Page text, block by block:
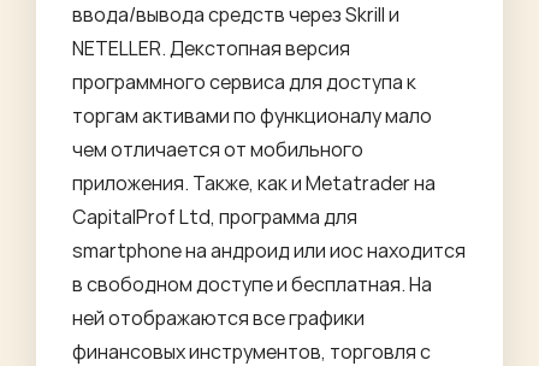
ввода/вывода средств через Skrill и
NETELLER. Декстопная версия
программного сервиса для доступа к
торгам активами по функционалу мало
чем отличается от мобильного
приложения. Также, как и Metatrader на
CapitalProf Ltd, программа для
smartphone на андроид или иос находится
в свободном доступе и бесплатная. На
ней отображаются все графики
финансовых инструментов, торговля с